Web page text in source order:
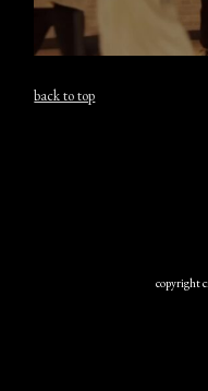
back to top
copyright